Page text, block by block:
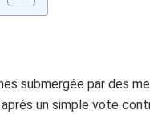
submergée par des
un simple vote